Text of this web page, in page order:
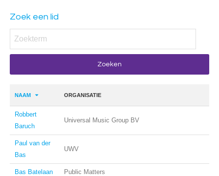
Zoek een lid
NAAM ORGANISATIE
Robbert
Baruch
Universal Music Group BV
Paul van der
Bas
UWV
Bas Batelaan Public Matters